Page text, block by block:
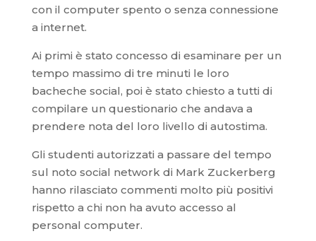
con il computer spento o senza connessione
a internet.
Ai primi è stato concesso di esaminare per un
tempo massimo di tre minuti le loro
bacheche social, poi è stato chiesto a tutti di
compilare un questionario che andava a
prendere nota del loro livello di autostima.
Gli studenti autorizzati a passare del tempo
sul noto social network di Mark Zuckerberg
hanno rilasciato commenti molto più positivi
rispetto a chi non ha avuto accesso al
personal computer.